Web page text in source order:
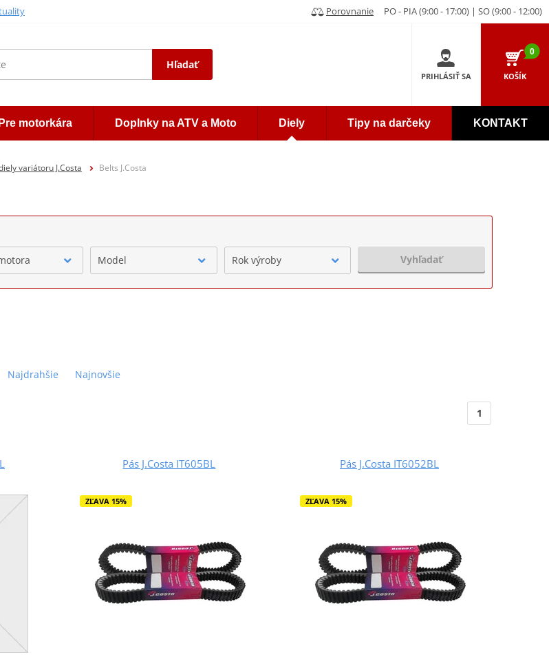
Porovnanie PO - PIA (9:00 - 17:00) | SO (9:00 - 12:00)
Hľadať
PRIHLÁSIŤ SA
0
KOŠÍK
Pre motorkára Doplnky na ATV a Moto Diely Tipy na darčeky KONTAKT
variátoru J.Costa Belts J.Costa
Model Rok výroby Vyhľadať
Najdrahšie Najnovšie
1
Pás J.Costa IT605BL
ZĽAVA 15%
Pás J.Costa IT6052BL
ZĽAVA 15%